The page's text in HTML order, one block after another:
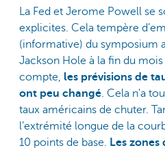
La Fed et Jerome Powell se
explicites. Cela tempère
(informative) du symposium
Jackson Hole à la fin du
compte, les prévisions de
ont peu changé. Cela n'a
taux américains de chuter.
l’extrémité longue de la
10 points de base. Les